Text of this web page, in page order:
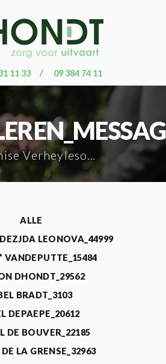
11 33 09 384 74 11
Verheylesonne_45147
ALLE
LEONOVA_44999
VANDEPUTTE_15484
DHONDT_29562
BRADT_3103
DEPAEPE_20612
DE BOUVER_22185
LA GRENSE_32963